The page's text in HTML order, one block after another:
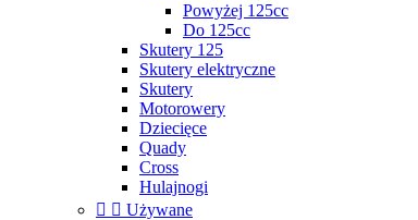
Powyżej 125cc
Do 125cc
Skutery 125
Skutery elektryczne
Skutery
Motorowery
Dziecięce
Quady
Cross
Hulajnogi
  Używane